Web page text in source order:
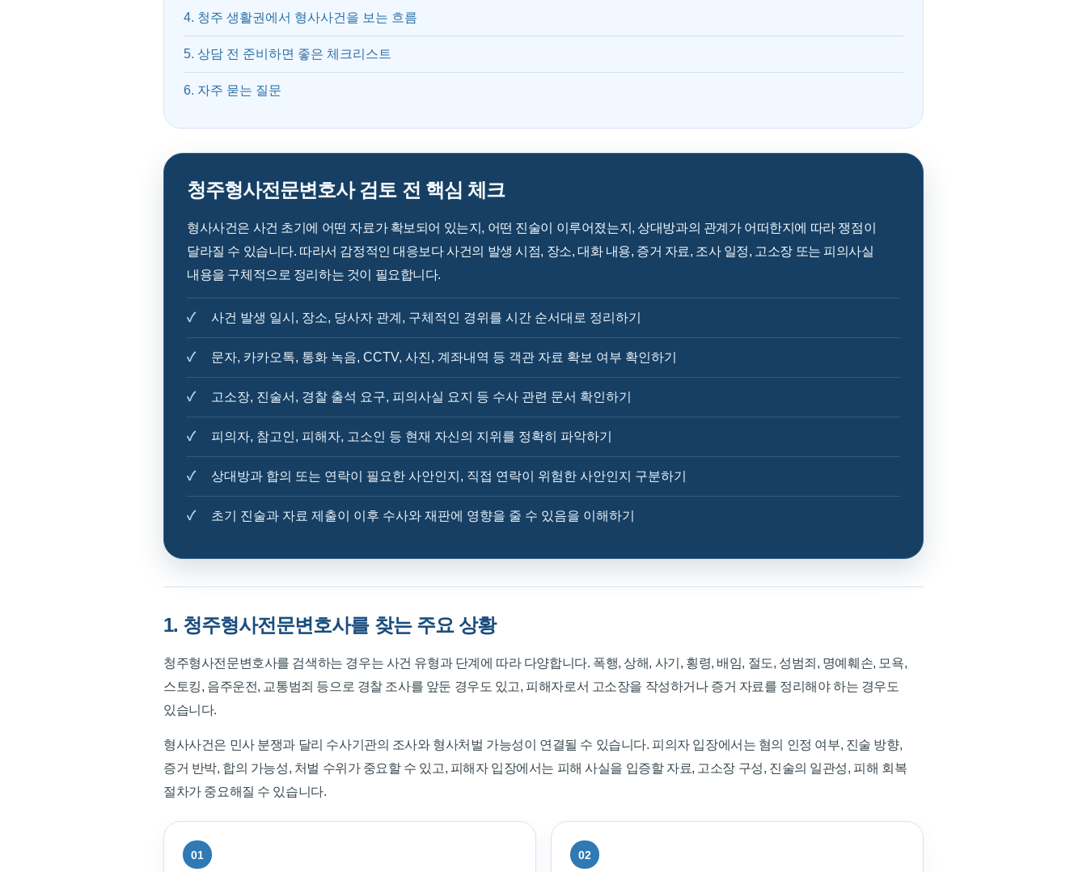
4. 청주 생활권에서 형사사건을 보는 흐름
5. 상담 전 준비하면 좋은 체크리스트
6. 자주 묻는 질문
청주형사전문변호사 검토 전 핵심 체크
형사사건은 사건 초기에 어떤 자료가 확보되어 있는지, 어떤 진술이 이루어졌는지, 상대방과의 관계가 어떠한지에 따라 쟁점이
달라질 수 있습니다. 따라서 감정적인 대응보다 사건의 발생 시점, 장소, 대화 내용, 증거 자료, 조사 일정, 고소장 또는 피의사실
내용을 구체적으로 정리하는 것이 필요합니다.
사건 발생 일시, 장소, 당사자 관계, 구체적인 경위를 시간 순서대로 정리하기
문자, 카카오톡, 통화 녹음, CCTV, 사진, 계좌내역 등 객관 자료 확보 여부 확인하기
고소장, 진술서, 경찰 출석 요구, 피의사실 요지 등 수사 관련 문서 확인하기
피의자, 참고인, 피해자, 고소인 등 현재 자신의 지위를 정확히 파악하기
상대방과 합의 또는 연락이 필요한 사안인지, 직접 연락이 위험한 사안인지 구분하기
초기 진술과 자료 제출이 이후 수사와 재판에 영향을 줄 수 있음을 이해하기
1. 청주형사전문변호사를 찾는 주요 상황
청주형사전문변호사를 검색하는 경우는 사건 유형과 단계에 따라 다양합니다. 폭행, 상해, 사기, 횡령, 배임, 절도, 성범죄, 명예훼손, 모욕,
스토킹, 음주운전, 교통범죄 등으로 경찰 조사를 앞둔 경우도 있고, 피해자로서 고소장을 작성하거나 증거 자료를 정리해야 하는 경우도
있습니다.
형사사건은 민사 분쟁과 달리 수사기관의 조사와 형사처벌 가능성이 연결될 수 있습니다. 피의자 입장에서는 혐의 인정 여부, 진술 방향,
증거 반박, 합의 가능성, 처벌 수위가 중요할 수 있고, 피해자 입장에서는 피해 사실을 입증할 자료, 고소장 구성, 진술의 일관성, 피해 회복
절차가 중요해질 수 있습니다.
01 02